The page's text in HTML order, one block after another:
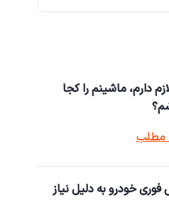
دارم، ماشینم را کجا
مطلب
خودرو به دلیل نیاز